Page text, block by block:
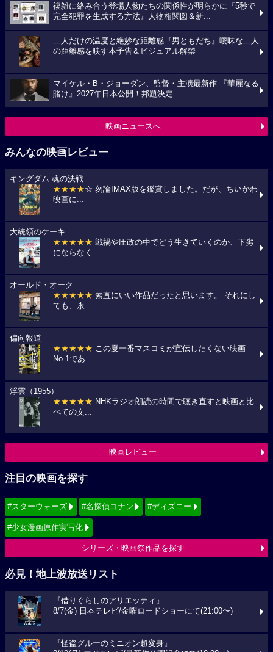
複雑に絡み合う登場人物たちの関係性が明らかに『5秒で
完全犯罪を生成する方法』人物相関図＆新...
二人だけの温度と絶妙な距離感『男ともだち』曖昧な二人
の距離感を映す本予告＆ビジュアル解禁
マイケル・B・ジョーダン、監督・主演最新作 『華麗なる
賭け』2027年日本公開！邦題決定
映画ニュースへ
みんなの映画レビュー
キングダム 魂の決戦
★★★★☆ 勿論IMAX版を鑑賞しました。だが、ちいかわ
映画に...
大統領のケーキ
★★★★★ 戦禍や圧政の中でどう生きていくのか、下劣
にならなく...
オールド・オーク
★★★★★ 素直にいい作品だったと思います。 それにし
ても、永...
偏向報道
★★★★★ この夏一番マスコミが宣伝したくない映画
No.1であ...
浮雲（1955）
★★★★★ NHKラジオ朗読の時間で聴き直すと映画と比
べての文...
映画レビュー
注目の映画を探す
#スターウォーズ #名探偵コナン #ディズニー
#少女漫画原作実写化
シリーズ・映画祭作品を探す
必見！地上波放送リスト
『借りぐらしのアリエッティ』
8/7(金) 日本テレビ/金曜ロードショーにて(21:00〜)
『怪盗グルーのミニオン超変身』